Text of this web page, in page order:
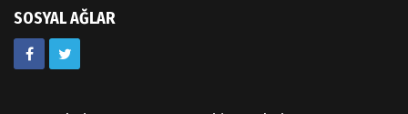
SOSYAL AĞLAR